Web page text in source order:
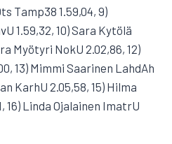
Tamp38 1.59,04, 9)
1.59,32, 10) Sara Kytölä
Myötyri NokU 2.02,86, 12)
13) Mimmi Saarinen LahdAh
KarhU 2.05,58, 15) Hilma
16) Linda Ojalainen ImatrU